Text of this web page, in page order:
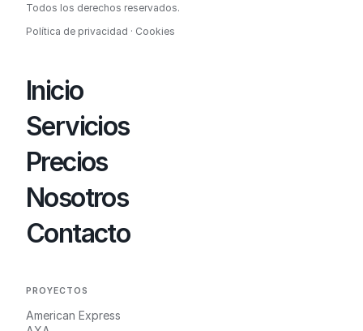
Todos los derechos reservados.
Política de privacidad · Cookies
Inicio
Servicios
Precios
Nosotros
Contacto
PROYECTOS
American Express